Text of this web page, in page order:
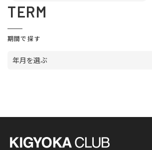
TERM
期間で探す
年月を選ぶ